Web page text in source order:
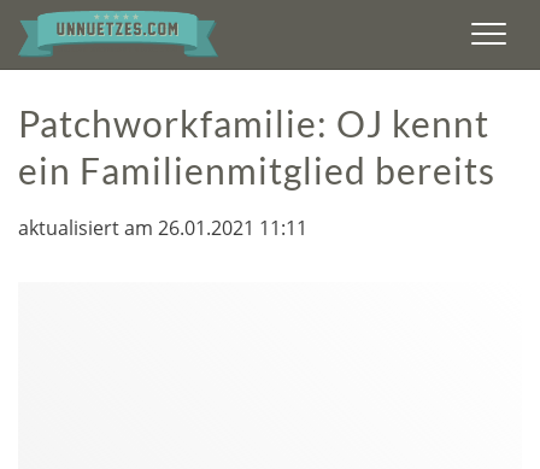
Patchworkfamilie: OJ kennt
ein Familienmitglied bereits
aktualisiert am 26.01.2021 11:11